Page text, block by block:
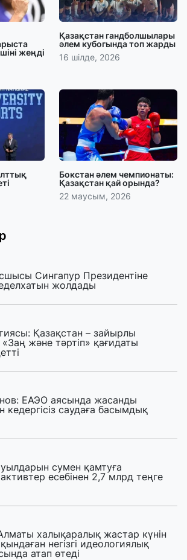
жеңді
Қазақстан гандболшылары
әлем кубогында топ жарды
16 шілде, 2026
Бокстан әлем чемпионаты:
Қазақстан қай орында?
22 маусым, 2026
Сингапур Президентіне
жолдады
Қазақстан – зайырлы
және тәртіп» қағидаты
ЕАЭО аясында жасанды
кедергісіз саудаға басымдық
сумен қамтуға
есебінен 2,7 млрд теңге
халықаралық жастар күнін
негізгі идеологиялық
атап өтеді